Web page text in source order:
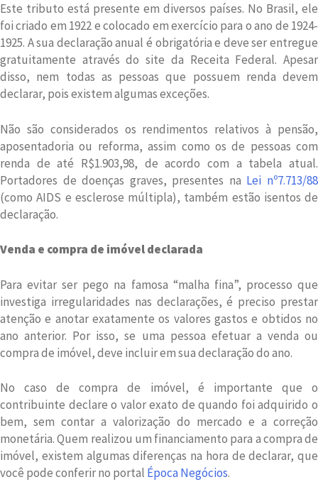
Este tributo está presente em diversos países. No Brasil, ele
foi criado em 1922 e colocado em exercício para o ano de 1924-
1925. A sua declaração anual é obrigatória e deve ser entregue
gratuitamente através do site da Receita Federal. Apesar
disso, nem todas as pessoas que possuem renda devem
declarar, pois existem algumas exceções.
Não são considerados os rendimentos relativos à pensão,
aposentadoria ou reforma, assim como os de pessoas com
renda de até R$1.903,98, de acordo com a tabela atual.
Portadores de doenças graves, presentes na Lei nº7.713/88
(como AIDS e esclerose múltipla), também estão isentos de
declaração.
Venda e compra de imóvel declarada
Para evitar ser pego na famosa “malha fina”, processo que
investiga irregularidades nas declarações, é preciso prestar
atenção e anotar exatamente os valores gastos e obtidos no
ano anterior. Por isso, se uma pessoa efetuar a venda ou
compra de imóvel, deve incluir em sua declaração do ano.
No caso de compra de imóvel, é importante que o
contribuinte declare o valor exato de quando foi adquirido o
bem, sem contar a valorização do mercado e a correção
monetária. Quem realizou um financiamento para a compra de
imóvel, existem algumas diferenças na hora de declarar, que
você pode conferir no portal Época Negócios.